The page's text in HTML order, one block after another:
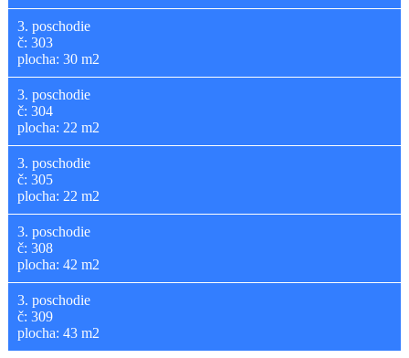
3. poschodie
č: 303
plocha: 30 m2
3. poschodie
č: 304
plocha: 22 m2
3. poschodie
č: 305
plocha: 22 m2
3. poschodie
č: 308
plocha: 42 m2
3. poschodie
č: 309
plocha: 43 m2